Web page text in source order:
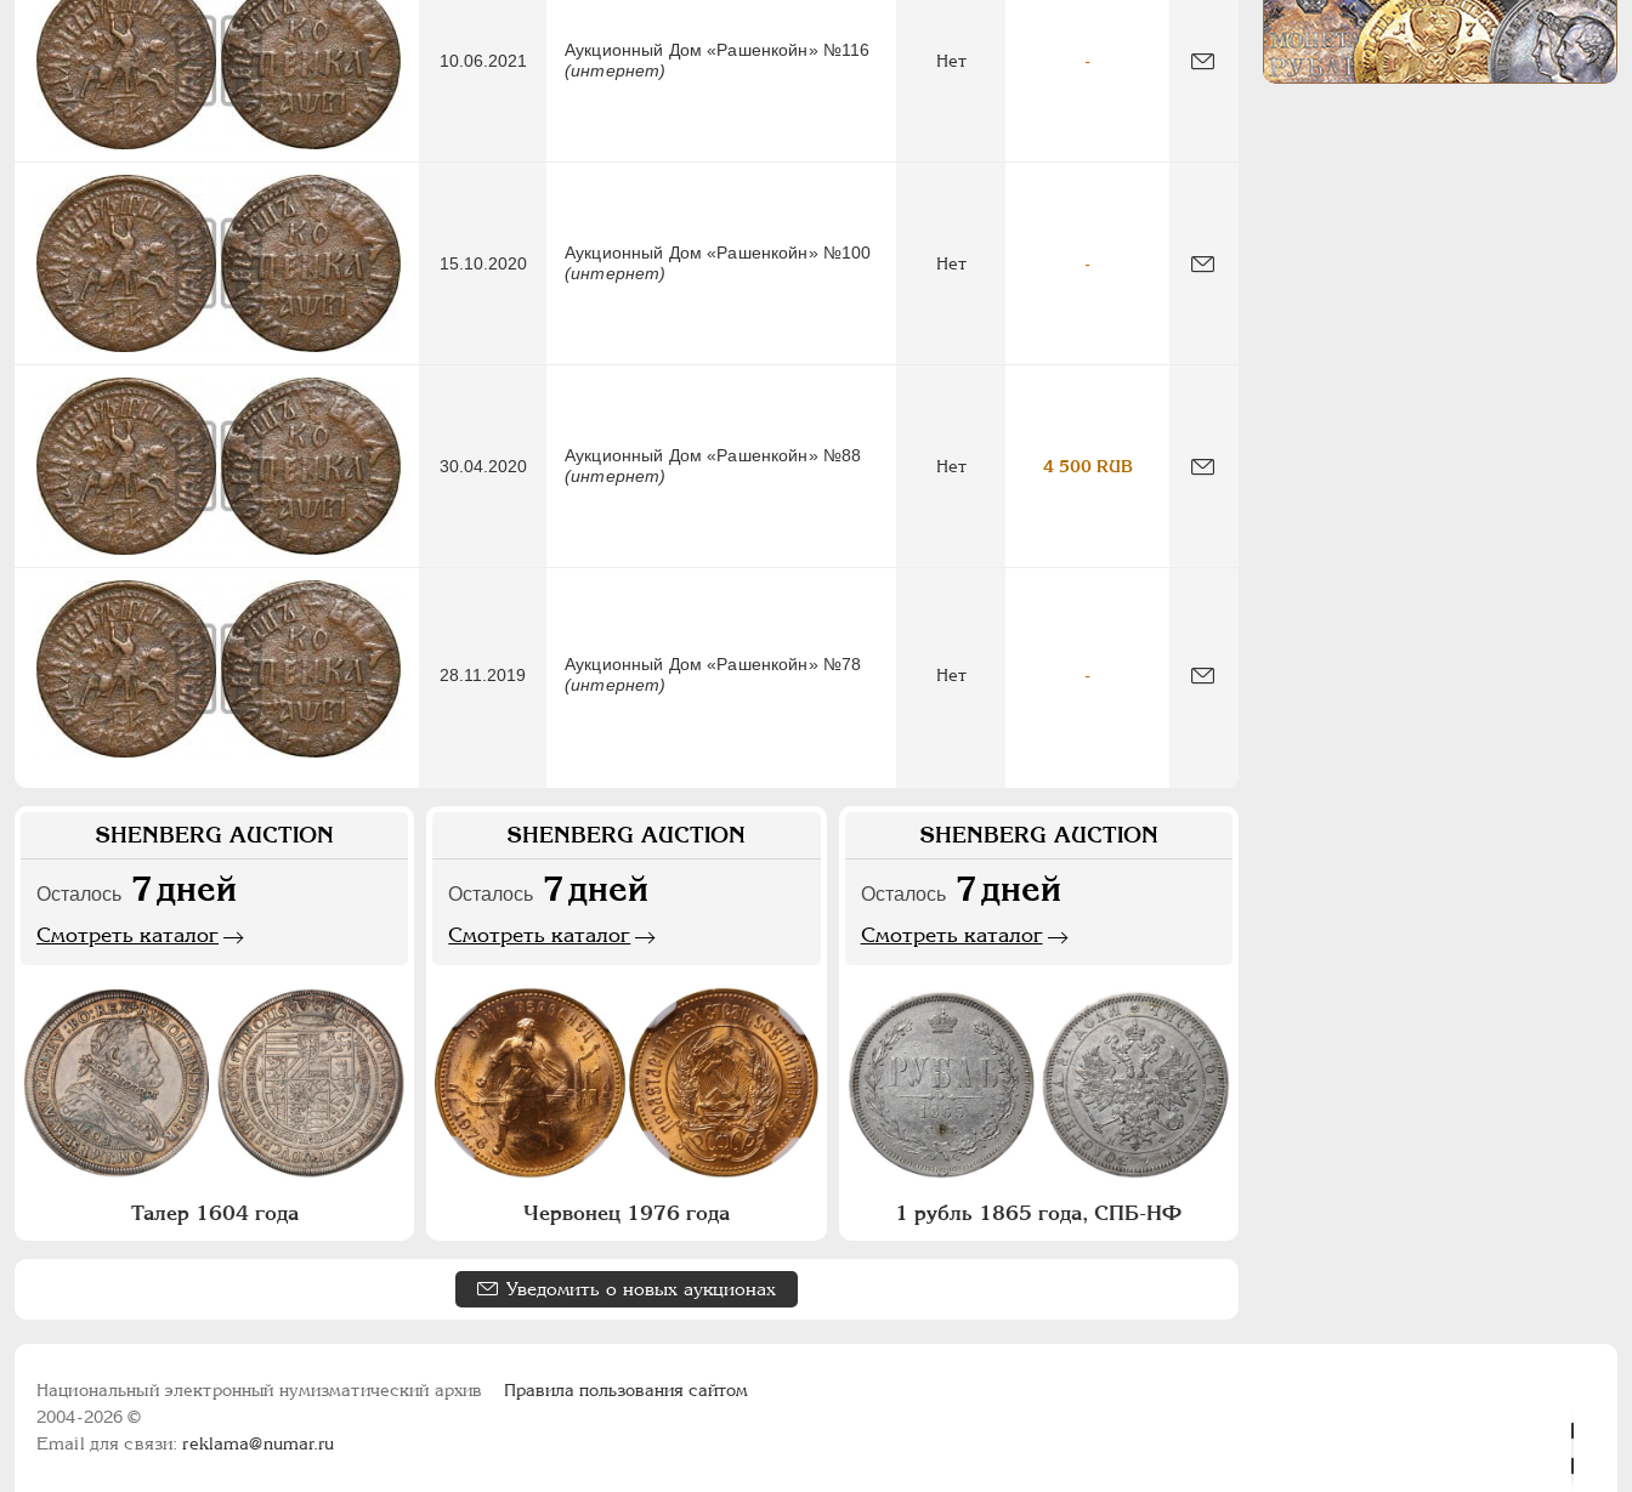
10.06.2021
Аукционный Дом «Рашенкойн» №116
(интернет)
Нет -
15.10.2020
Аукционный Дом «Рашенкойн» №100
(интернет)
Нет -
30.04.2020
Аукционный Дом «Рашенкойн» №88
(интернет)
Нет 4 500 RUB
28.11.2019
Аукционный Дом «Рашенкойн» №78
(интернет)
Нет -
SHENBERG AUCTION
Осталось 7дней
Смотреть каталог
Талер 1604 года
SHENBERG AUCTION
Осталось 7дней
Смотреть каталог
Червонец 1976 года
SHENBERG AUCTION
Осталось 7дней
Смотреть каталог
1 рубль 1865 года, СПБ-НФ
Уведомить о новых аукционах
Национальный электронный нумизматический архив
2004-2026 ©
Email для связи:reklama@numar.ru
Правила пользования сайтом